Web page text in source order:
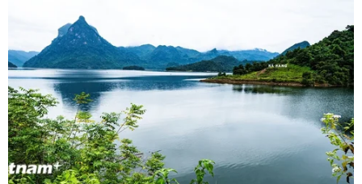
Không được thu thêm tiền của người
bệnh BHYT nếu không khám theo
yêu cầu
05/08/2026 02:26
Bác sỹ vượt biển giữa đêm cứu
thuyền viên người Nga nghi bị đột